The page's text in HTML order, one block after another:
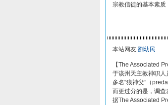
宗教信徒的基本素质
本站网友 劉幼民
【The Associated
于该州天主教神职
多名“狼神父”（
而更过分的是，调查
据The Associated